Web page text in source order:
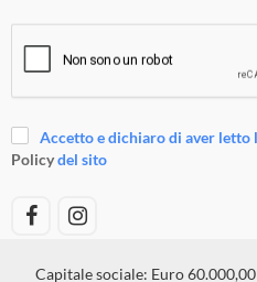
Accetto e dichiaro di aver letto
Policydel sito
Capitale sociale: Euro